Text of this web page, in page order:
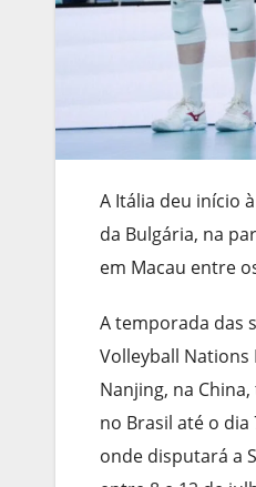
A Itália deu início
da Bulgária, na
em Macau entre
A temporada das
Volleyball Nations
Nanjing, na
no Brasil até o
onde disputará a